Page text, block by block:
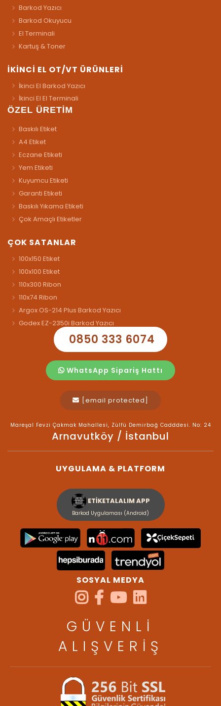
Barkod Yazıcı
Barkod Okuyucu
El Terminali
Kartuş & Toner
İKİNCİ EL OT/VT ÜRÜNLERİ
İkinci El Barkod Yazıcı
İkinci El El Terminali
ÖZEL ÜRETİM
Baskılı Etiket
A4 Etiket
Eczane Etiketi
Yem Etiketi
Kuyumcu Etiketi
Garanti Etiketi
Baskılı Yıkama Etiketi
Çok Amaçlı Etiketler
ÇOK SATANLAR
100x150 Etiket
100x100 Etiket
110x300 Ribon
110x74 Ribon
Argox OS-214 Plus Barkod Yazıcı
Godex EZ-2350i Barkod Yazıcı
0850 333 6074
WhatsApp Sipariş Hattı
[email protected]
Mareşal Fevzi Çakmak Mahallesi, Zülfü Demirbağ Cadddesi. No: 24
Arnavutköy / İstanbul
UYGULAMA & PLATFORM
ETİKETALALIM APP
Barkod Uygulaması (Android)
SOSYAL MEDYA
GÜVENLİ
ALIŞVERİŞ